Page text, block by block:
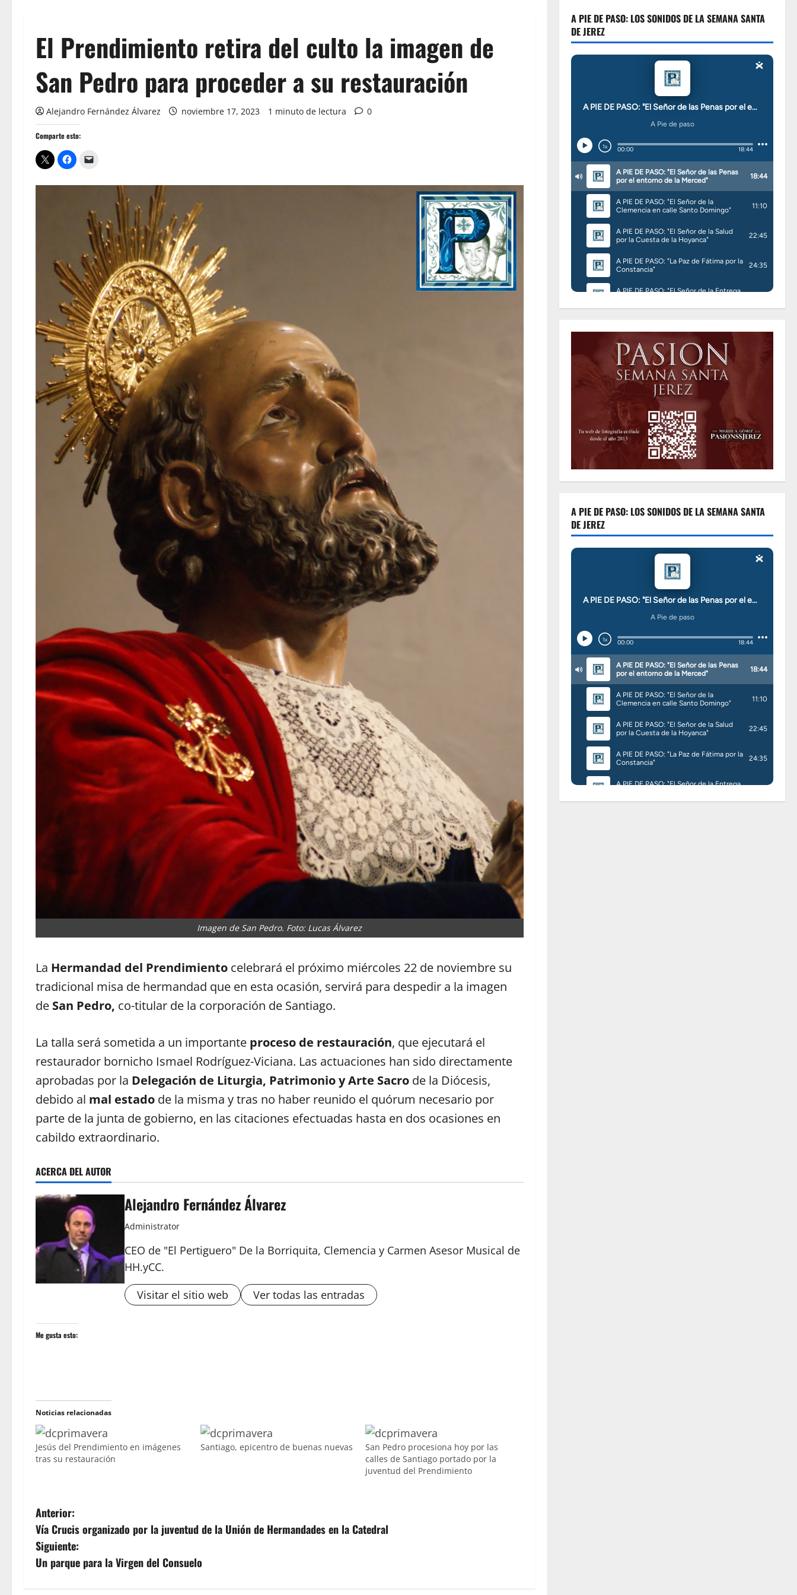
El Prendimiento retira del culto la imagen de
San Pedro para proceder a su restauración
Alejandro Fernández Álvarez noviembre 17, 2023 1 minuto de lectura 0
Comparte esto:
Imagen de San Pedro. Foto: Lucas Álvarez
La Hermandad del Prendimiento celebrará el próximo miércoles 22 de noviembre su
tradicional misa de hermandad que en esta ocasión, servirá para despedir a la imagen
de San Pedro, co-titular de la corporación de Santiago.
La talla será sometida a un importante proceso de restauración, que ejecutará el
restaurador bornicho Ismael Rodríguez-Viciana. Las actuaciones han sido directamente
aprobadas por la Delegación de Liturgia, Patrimonio y Arte Sacro de la Diócesis,
debido al mal estado de la misma y tras no haber reunido el quórum necesario por
parte de la junta de gobierno, en las citaciones efectuadas hasta en dos ocasiones en
cabildo extraordinario.
ACERCA DEL AUTOR
Alejandro Fernández Álvarez
Administrator
CEO de "El Pertiguero" De la Borriquita, Clemencia y Carmen Asesor Musical de
HH.yCC.
Visitar el sitio web
Ver todas las entradas
Me gusta esto:
Noticias relacionadas
Jesús del Prendimiento en imágenes
tras su restauración
Santiago, epicentro de buenas nuevas
San Pedro procesiona hoy por las
calles de Santiago portado por la
juventud del Prendimiento
N
a
v
Anterior:
Vía Crucis organizado por la juventud de la Unión de Hermandades en la Catedral
Siguiente:
Un parque para la Virgen del Consuelo
A PIE DE PASO: LOS SONIDOS DE LA SEMANA SANTA
DE JEREZ
A PIE DE PASO: LOS SONIDOS DE LA SEMANA SANTA
DE JEREZ